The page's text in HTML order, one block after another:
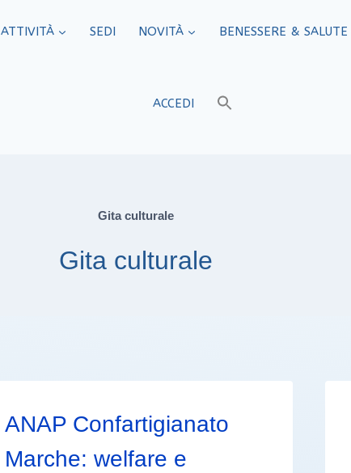
ATTIVITÀ SEDI​ NOVITÀ BENESSERE & SALUTE
ACCEDI
Gita culturale
Gita culturale
ANAP Confartigianato
Marche: welfare e